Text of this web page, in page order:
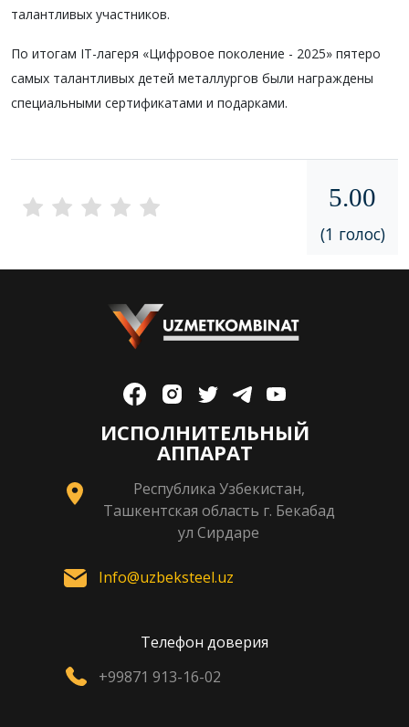
талантливых участников.
По итогам IT-лагеря «Цифровое поколение - 2025» пятеро
самых талантливых детей металлургов были награждены
специальными сертификатами и подарками.
5.00
(1 голос)
ИСПОЛНИТЕЛЬНЫЙ
АППАРАТ
Республика Узбекистан,
Ташкентская область г. Бекабад
ул Сирдаре
Info@uzbeksteel.uz
Телефон доверия
+99871 913-16-02